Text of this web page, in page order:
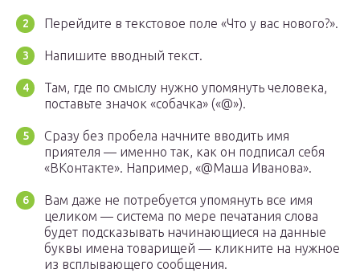
Перейдите в текстовое поле «Что у вас нового?».
Напишите вводный текст.
Там, где по смыслу нужно упомянуть человека,
поставьте значок «собачка» («@»).
Сразу без пробела начните вводить имя
приятеля — именно так, как он подписал себя
«ВКонтакте». Например, «@Маша Иванова».
Вам даже не потребуется упомянуть все имя
целиком — система по мере печатания слова
будет подсказывать начинающиеся на данные
буквы имена товарищей — кликните на нужное
из всплывающего сообщения.